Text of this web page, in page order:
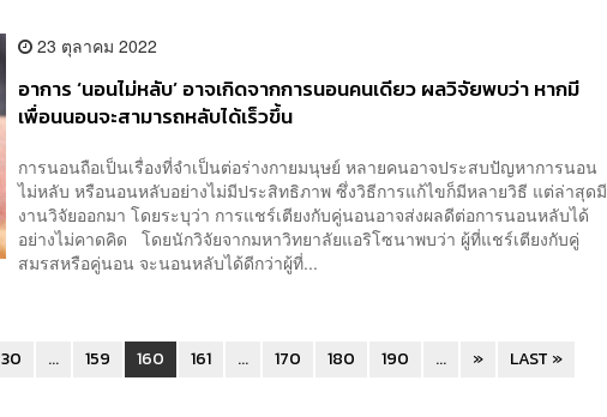
23 ตุลาคม 2022
อาการ ‘นอนไม่หลับ’ อาจเกิดจากการนอนคนเดียว ผลวิจัยพบว่า หากมี
เพื่อนนอนจะสามารถหลับได้เร็วขึ้น
การนอนถือเป็นเรื่องที่จำเป็นต่อร่างกายมนุษย์ หลายคนอาจประสบปัญหาการนอน
ไม่หลับ หรือนอนหลับอย่างไม่มีประสิทธิภาพ ซึ่งวิธีการแก้ไขก็มีหลายวิธี แต่ล่าสุดมี
งานวิจัยออกมา โดยระบุว่า การแชร์เตียงกับคู่นอนอาจส่งผลดีต่อการนอนหลับได้
อย่างไม่คาดคิด โดยนักวิจัยจากมหาวิทยาลัยแอริโซนาพบว่า ผู้ที่แชร์เตียงกับคู่
สมรสหรือคู่นอน จะนอนหลับได้ดีกว่าผู้ที่...
30 ... 159 160 161 ... 170 180 190 ... » LAST »